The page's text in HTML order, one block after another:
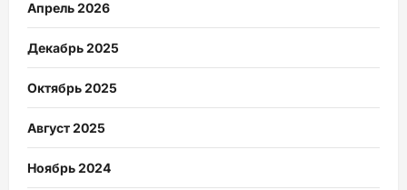
Апрель 2026
Декабрь 2025
Октябрь 2025
Август 2025
Ноябрь 2024